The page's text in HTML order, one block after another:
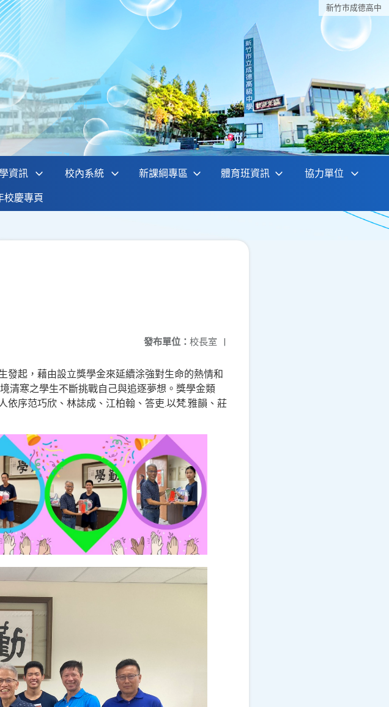
新竹巿成德高中
資訊 校內系統 新課綱專區 體育班資訊 協力單位
校慶專頁
發布單位： 校長室 |
發起，藉由設立獎學金來延續涂強對生命的熱情和
清寒之學生不斷挑戰自己與追逐夢想。 獎學金類
依序范巧欣、林誌成、江柏翰、答吏.以梵.雅韻、莊